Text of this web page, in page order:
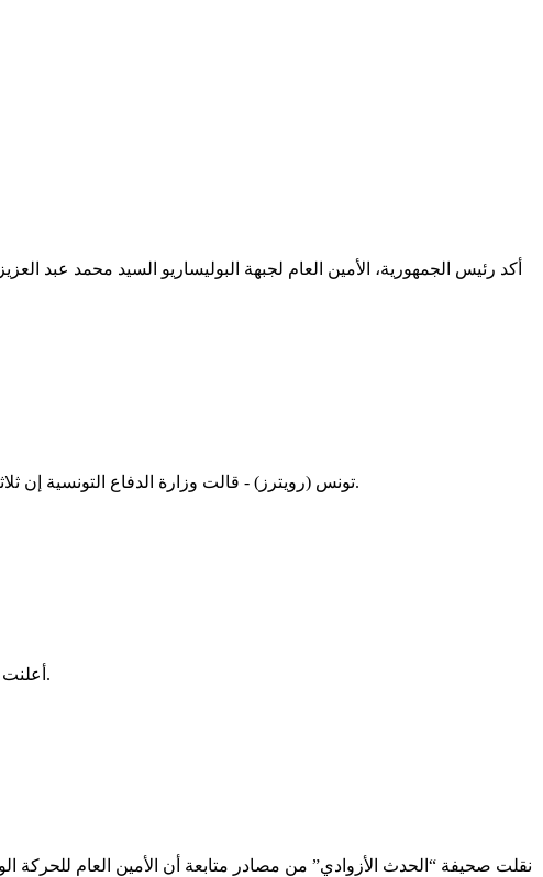
أكد رئيس الجمهورية، الأمين العام لجبهة البوليساريو السيد محمد عبد
تونس (رويترز) - قالت وزارة الدفاع التونسية إن ثلاثة جنود تونسيين قتلوا وأصيب آخرون يوم الاربعاء في هجوم شنه مسلحون إسلاميون على حافلة تقل عسكريين قرب الحدود الجزائرية.
أعلنت الحكومة في مالي إلغاء عشر من اتفاقيات الامتياز وتقاسم الإنتاج التي وقعتها مع عدد من شركات التنقيب عن النفط في شمال البلاد.
نقلت صحيفة “الحدث الأزوادي” من مصادر متابعة أن الأمين العام